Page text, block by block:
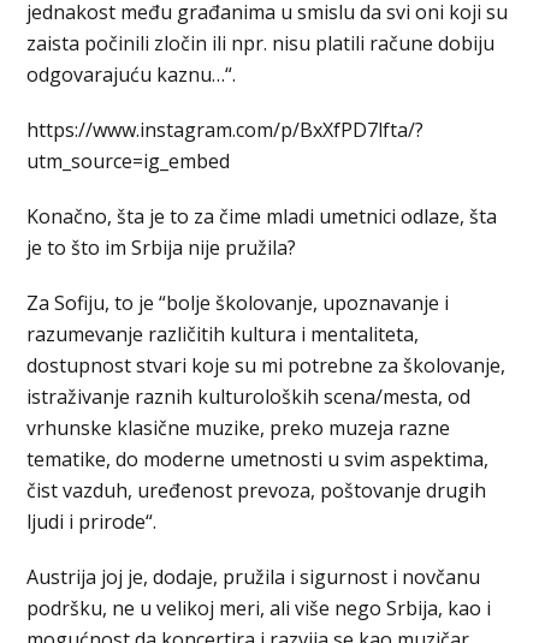
jednakost među građanima u smislu da svi oni koji su
zaista počinili zločin ili npr. nisu platili račune dobiju
odgovarajuću kaznu…“.
https://www.instagram.com/p/BxXfPD7lfta/?
utm_source=ig_embed
Konačno, šta je to za čime mladi umetnici odlaze, šta
je to što im Srbija nije pružila?
Za Sofiju, to je “bolje školovanje, upoznavanje i
razumevanje različitih kultura i mentaliteta,
dostupnost stvari koje su mi potrebne za školovanje,
istraživanje raznih kulturoloških scena/mesta, od
vrhunske klasične muzike, preko muzeja razne
tematike, do moderne umetnosti u svim aspektima,
čist vazduh, uređenost prevoza, poštovanje drugih
ljudi i prirode“.
Austrija joj je, dodaje, pružila i sigurnost i novčanu
podršku, ne u velikoj meri, ali više nego Srbija, kao i